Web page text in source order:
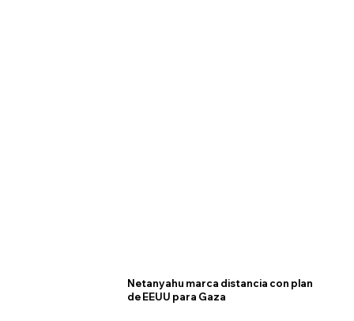
Netanyahu marca distancia con plan
de EEUU para Gaza